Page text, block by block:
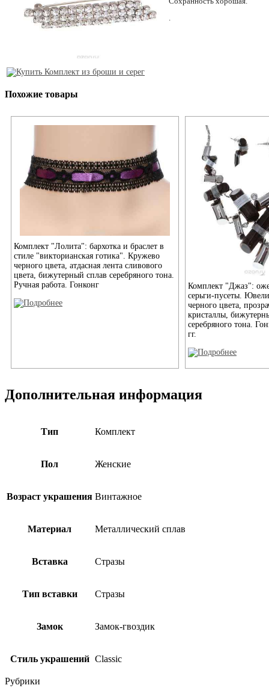
Похожие товары
Комплект "Лолита": бархотка и браслет в
стиле "викторианская готика". Кружево
черного цвета, атдасная лента сливового
цвета, бижутерный сплав серебряного тона.
Ручная работа. Гонконг
Комплект "Джаз":
серьги-пусеты.
черного цвета,
кристаллы,
серебряного тона.
гг.
Дополнительная информация
Тип Комплект
Пол Женские
Возраст украшения Винтажное
Материал Металлический сплав
Вставка Стразы
Тип вставки Стразы
Замок Замок-гвоздик
Стиль украшений Classic
Рубрики